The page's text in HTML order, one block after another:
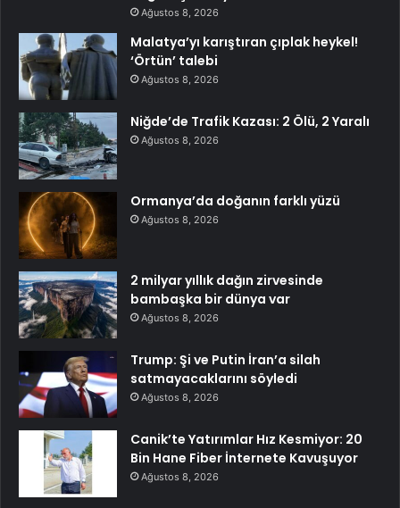
Ağustos 8, 2026
Malatya’yı karıştıran çıplak heykel!
‘Örtün’ talebi
Ağustos 8, 2026
Niğde’de Trafik Kazası: 2 Ölü, 2 Yaralı
Ağustos 8, 2026
Ormanya’da doğanın farklı yüzü
Ağustos 8, 2026
2 milyar yıllık dağın zirvesinde
bambaşka bir dünya var
Ağustos 8, 2026
Trump: Şi ve Putin İran’a silah
satmayacaklarını söyledi
Ağustos 8, 2026
Canik’te Yatırımlar Hız Kesmiyor: 20
Bin Hane Fiber İnternete Kavuşuyor
Ağustos 8, 2026